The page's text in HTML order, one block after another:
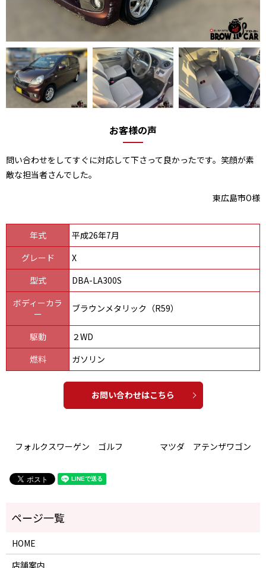
お客様の声
問い合わせをしてすぐに対応して下さって良かったです。笑顔が素
敵な担当者さんでした。
東広島市O様
年式
平成26年7月
グレード
X
型式
DBA-LA300S
ボディーカラ
ー
ブラウンメタリック（R59）
駆動
２WD
燃料
ガソリン
お問い合わせはこちら
フォルクスワーゲン ゴルフ マツダ アテンザワゴン
HOME
店舗案内